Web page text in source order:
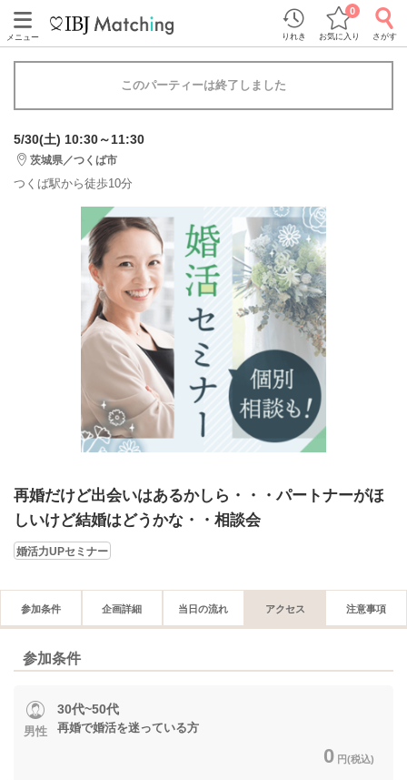
メニュー りれき お気に入り
0
さがす
このパーティーは終了しました
5/30(土) 10:30～11:30
茨城県／つくば市
つくば駅から徒歩10分
再婚だけど出会いはあるかしら・・・パートナーがほ
しいけど結婚はどうかな・・相談会
婚活力UPセミナー
参加条件 企画詳細 当日の流れ アクセス 注意事項
参加条件
男性
30代~50代
再婚で婚活を迷っている方
0 円(税込)